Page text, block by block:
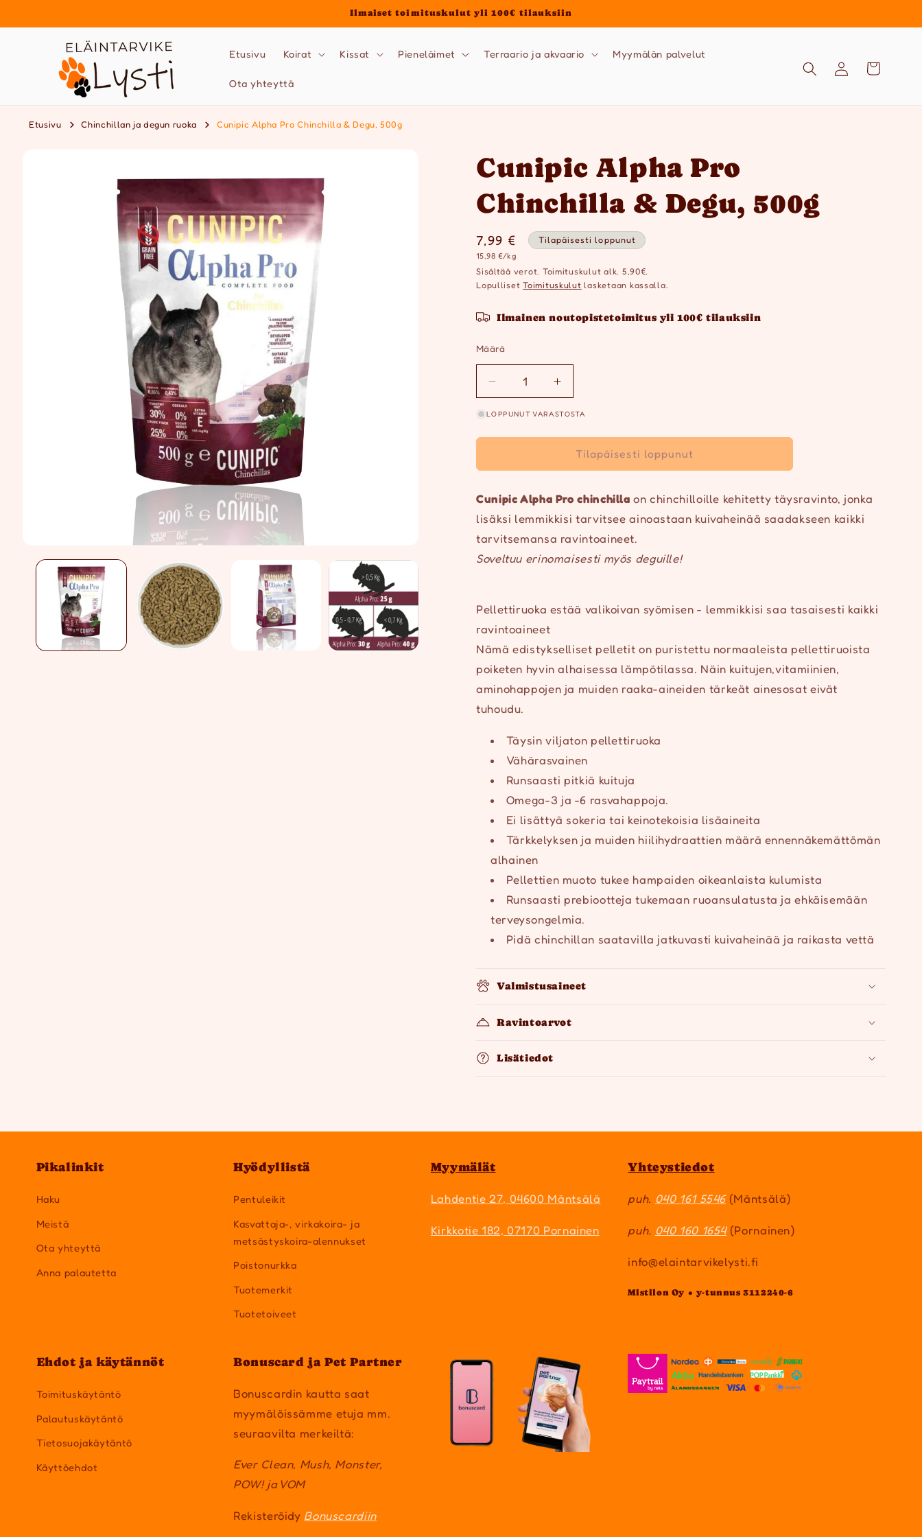
sisältöön
Ilmaiset toimituskulut yli 100€ tilauksiin
Etusivu Koirat Kissat Pieneläimet Terraario ja akvaario Myymälän palvelut
Ota yhteyttä
Kirjaudu
sisään
Ostoskori
Etusivu Chinchillan ja degun ruoka Cunipic Alpha Pro Chinchilla & Degu, 500g
Cunipic Alpha Pro
Chinchilla & Degu, 500g
Normaalihinta
7,99 €
Yksikköhinta
15,98 €/kg
Tilapäisesti loppunut
Sisältää verot. Toimituskulut alk. 5,90€.
LopullisetToimituskulut lasketaan kassalla.
Ilmainen noutopistetoimitus yli 100€ tilauksiin
Määrä
Määrä
Vähennä
tuotteen
Cunipic
Degu,
500g
määrää
Lisää
tuotteen
Cunipic
Pro
Chinchilla
Degu,
500g
määrää
LOPPUNUT VARASTOSTA
Tilapäisesti loppunut
Cunipic Alpha Pro chinchilla on chinchilloille kehitetty täysravinto, jonka
lisäksi lemmikkisi tarvitsee ainoastaan kuivaheinää saadakseen kaikki
tarvitsemansa ravintoaineet.
Soveltuu erinomaisesti myös deguille!
Pellettiruoka estää valikoivan syömisen - lemmikkisi saa tasaisesti kaikki
ravintoaineet
Nämä edistykselliset pelletit on puristettu normaaleista pellettiruoista
poiketen hyvin alhaisessa lämpötilassa. Näin kuitujen,vitamiinien,
aminohappojen ja muiden raaka-aineiden tärkeät ainesosat eivät
tuhoudu.
Täysin viljaton pellettiruoka
Vähärasvainen
Runsaasti pitkiä kuituja
Omega-3 ja -6 rasvahappoja.
Ei lisättyä sokeria tai keinotekoisia lisäaineita
Tärkkelyksen ja muiden hiilihydraattien määrä ennennäkemättömän
alhainen
Pellettien muoto tukee hampaiden oikeanlaista kulumista
Runsaasti prebiootteja tukemaan ruoansulatusta ja ehkäisemään
terveysongelmia.
Pidä chinchillan saatavilla jatkuvasti kuivaheinää ja raikasta vettä
Valmistusaineet
Ravintoarvot
Lisätiedot
Pikalinkit
Haku
Meistä
Ota yhteyttä
Anna palautetta
Hyödyllistä
Pentuleikit
Kasvattaja-, virkakoira- ja
metsästyskoira-alennukset
Poistonurkka
Tuotemerkit
Tuotetoiveet
Myymälät
Lahdentie 27, 04600 Mäntsälä
Kirkkotie 182, 07170 Pornainen
Yhteystiedot
puh. 040 161 5546(Mäntsälä)
puh. 040 160 1654(Pornainen)
info@elaintarvikelysti.fi
Mistilon Oy • y-tunnus 3112240-6
Ehdot ja käytännöt
Toimituskäytäntö
Palautuskäytäntö
Tietosuojakäytäntö
Käyttöehdot
Bonuscard ja Pet Partner
Bonuscardin kautta saat
myymälöissämme etuja mm.
seuraavilta merkeiltä:
Ever Clean, Mush, Monster,
POW! ja VOM
Rekisteröidy Bonuscardiin